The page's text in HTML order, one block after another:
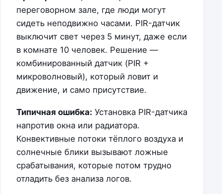
переговорном зале, где люди могут
сидеть неподвижно часами. PIR-датчик
выключит свет через 5 минут, даже если
в комнате 10 человек. Решение —
комбинированный датчик (PIR +
микроволновый), который ловит и
движение, и само присутствие.
Типичная ошибка: Установка PIR-датчика
напротив окна или радиатора.
Конвективные потоки тёплого воздуха и
солнечные блики вызывают ложные
срабатывания, которые потом трудно
отладить без анализа логов.